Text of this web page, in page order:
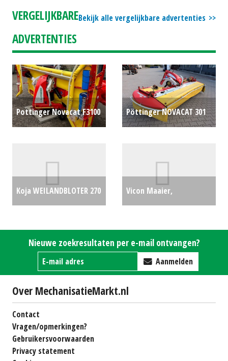
Bekijk alle vergelijkbare advertenties
VERGELIJKBARE
ADVERTENTIES
Pottinger Novacat F3100
Pöttinger NOVACAT 301
Koja WEILANDBLOTER 270
Vicon Maaier,
#29517
€3750
Nieuwe zoekresultaten per e-mail ontvangen?
Aanmelden
Over MechanisatieMarkt.nl
Contact
Vragen/opmerkingen?
Gebruikersvoorwaarden
Privacy statement